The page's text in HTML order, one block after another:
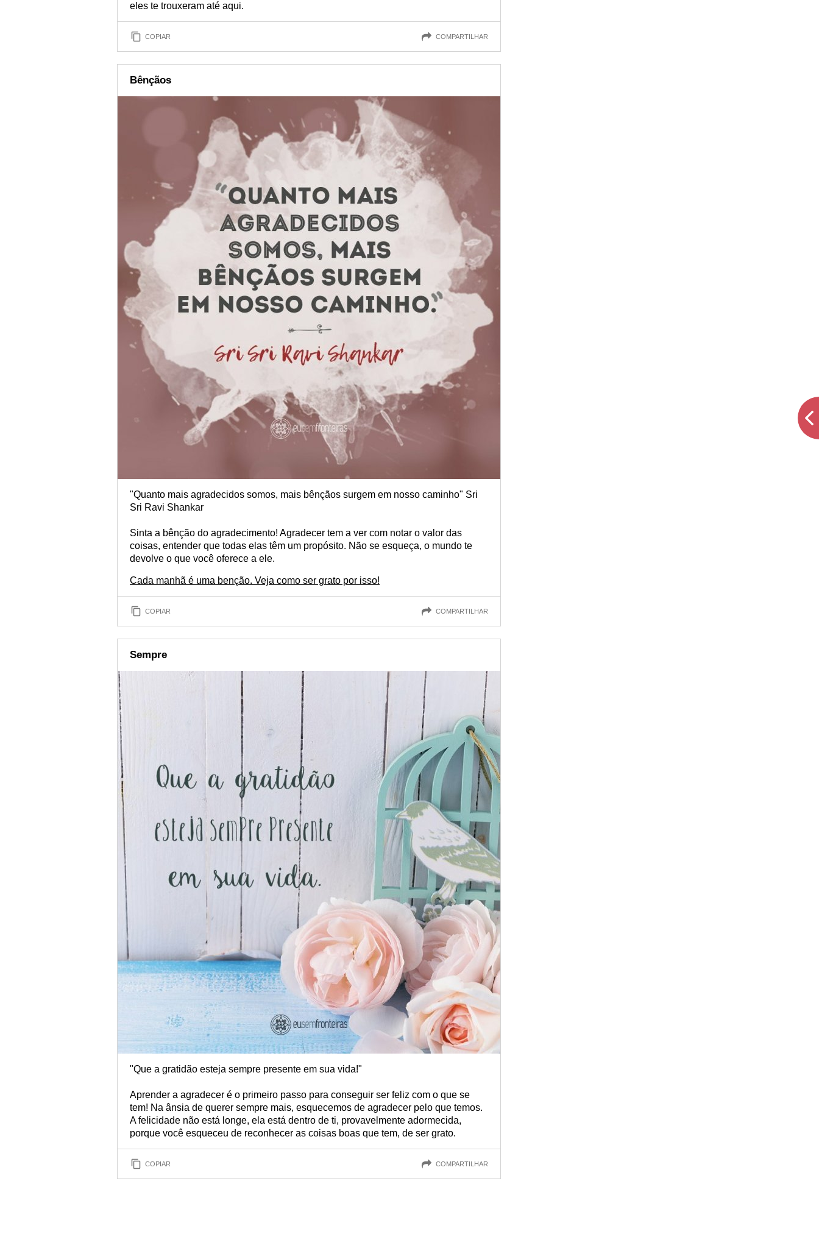
eles te trouxeram até aqui.
COPIAR COMPARTILHAR
Bênçãos
"Quanto mais agradecidos somos, mais bênçãos surgem em nosso caminho" Sri
Sri Ravi Shankar
Sinta a bênção do agradecimento! Agradecer tem a ver com notar o valor das
coisas, entender que todas elas têm um propósito. Não se esqueça, o mundo te
devolve o que você oferece a ele.
Cada manhã é uma benção. Veja como ser grato por isso!
COPIAR COMPARTILHAR
Sempre
"Que a gratidão esteja sempre presente em sua vida!"
Aprender a agradecer é o primeiro passo para conseguir ser feliz com o que se
tem! Na ânsia de querer sempre mais, esquecemos de agradecer pelo que temos.
A felicidade não está longe, ela está dentro de ti, provavelmente adormecida,
porque você esqueceu de reconhecer as coisas boas que tem, de ser grato.
COPIAR COMPARTILHAR